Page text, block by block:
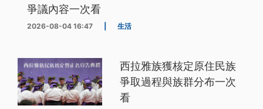
爭議內容一次看
2026-08-04 16:47 生活
西拉雅族獲核定原住民族
爭取過程與族群分布一次
看